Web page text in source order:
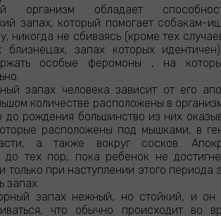
организм обладает
запах, который помогает собакам-
никогда не сбиваясь (кроме тех
близнецах, запах которых
особые феромоны , на
запах человека зависит от его
количестве расположены в
до рождения большинство из них
расположены под мышками, в
а также вокруг сосков.
до тех пор, пока ребенок не
только при наступлении этого
запах.
запах нежный, но стойкий, и он
что обычно происходит во